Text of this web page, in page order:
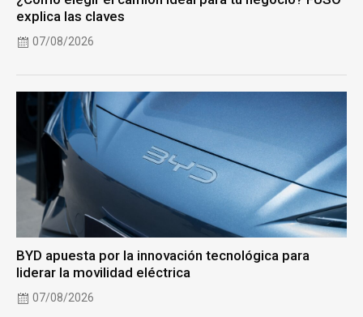
explica las claves
07/08/2026
BYD apuesta por la innovación tecnológica para
liderar la movilidad eléctrica
07/08/2026